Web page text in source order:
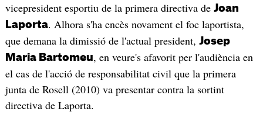
vicepresident esportiu de la primera directiva de Joan
Laporta. Alhora s'ha encès novament el foc laportista,
que demana la dimissió de l'actual president, Josep
Maria Bartomeu, en veure's afavorit per l'audiència en
el cas de l'acció de responsabilitat civil que la primera
junta de Rosell (2010) va presentar contra la sortint
directiva de Laporta.